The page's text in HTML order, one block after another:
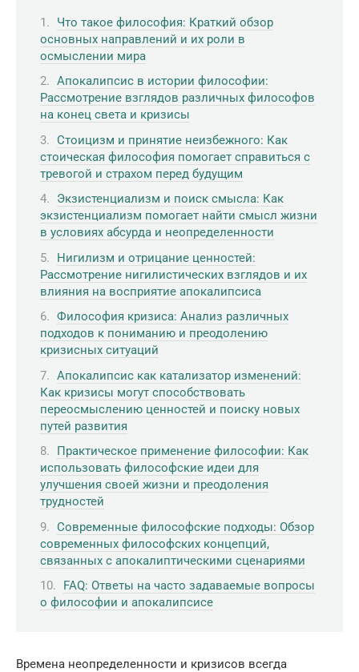
Что такое философия: Краткий обзор
основных направлений и их роли в
осмыслении мира
Апокалипсис в истории философии:
Рассмотрение взглядов различных философов
на конец света и кризисы
Стоицизм и принятие неизбежного: Как
стоическая философия помогает справиться с
тревогой и страхом перед будущим
Экзистенциализм и поиск смысла: Как
экзистенциализм помогает найти смысл жизни
в условиях абсурда и неопределенности
Нигилизм и отрицание ценностей:
Рассмотрение нигилистических взглядов и их
влияния на восприятие апокалипсиса
Философия кризиса: Анализ различных
подходов к пониманию и преодолению
кризисных ситуаций
Апокалипсис как катализатор изменений:
Как кризисы могут способствовать
переосмыслению ценностей и поиску новых
путей развития
Практическое применение философии: Как
использовать философские идеи для
улучшения своей жизни и преодоления
трудностей
Современные философские подходы: Обзор
современных философских концепций,
связанных с апокалиптическими сценариями
FAQ: Ответы на часто задаваемые вопросы
о философии и апокалипсисе
Времена неопределенности и кризисов всегда